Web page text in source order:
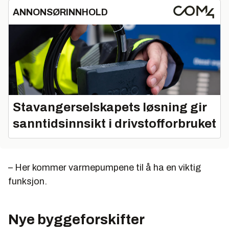
ANNONSØRINNHOLD
Stavangerselskapets løsning gir
sanntidsinnsikt i drivstofforbruket
– Her kommer varmepumpene til å ha en viktig
funksjon.
Nye byggeforskifter